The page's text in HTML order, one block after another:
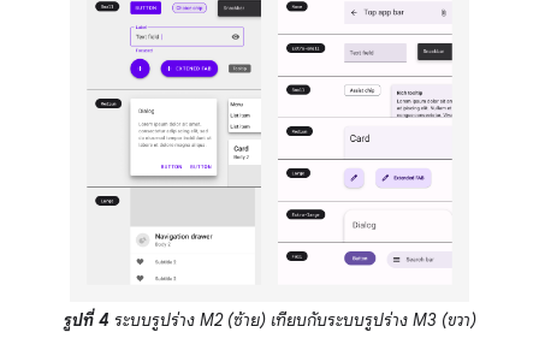
รูปที่ 4 ระบบรูปร่าง M2 (ซ้าย) เทียบกับระบบรูปร่าง M3 (ขวา)